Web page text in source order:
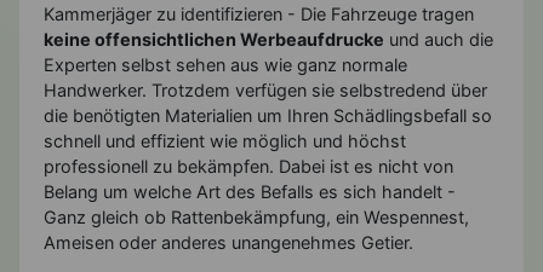
Kammerjäger zu identifizieren - Die Fahrzeuge tragen
keine offensichtlichen Werbeaufdrucke und auch die
Experten selbst sehen aus wie ganz normale
Handwerker. Trotzdem verfügen sie selbstredend über
die benötigten Materialien um Ihren Schädlingsbefall so
schnell und effizient wie möglich und höchst
professionell zu bekämpfen. Dabei ist es nicht von
Belang um welche Art des Befalls es sich handelt -
Ganz gleich ob Rattenbekämpfung, ein Wespennest,
Ameisen oder anderes unangenehmes Getier.